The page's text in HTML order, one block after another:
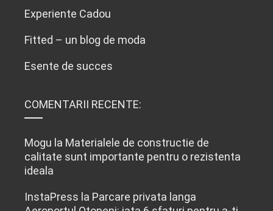
Experiente Cadou
Fitted – un blog de moda
Esente de succes
COMENTARII RECENTE:
Mogu la Materialele de constructie de
calitate sunt importante pentru o rezistenta
ideala
InstaPress la Parcare privata langa